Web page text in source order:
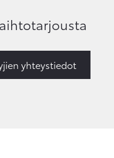
yhteystiedot